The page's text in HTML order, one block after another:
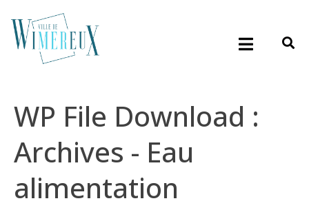
WP File Download :
Archives - Eau
alimentation